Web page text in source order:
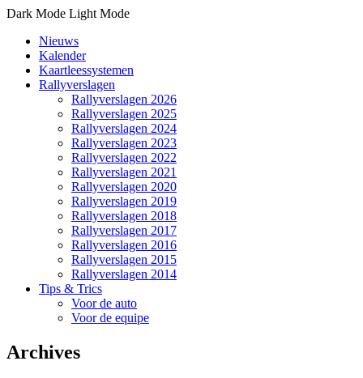
Dark Mode Light Mode
Nieuws
Kalender
Kaartleessystemen
Rallyverslagen
Rallyverslagen 2026
Rallyverslagen 2025
Rallyverslagen 2024
Rallyverslagen 2023
Rallyverslagen 2022
Rallyverslagen 2021
Rallyverslagen 2020
Rallyverslagen 2019
Rallyverslagen 2018
Rallyverslagen 2017
Rallyverslagen 2016
Rallyverslagen 2015
Rallyverslagen 2014
Tips & Trics
Voor de auto
Voor de equipe
Archives